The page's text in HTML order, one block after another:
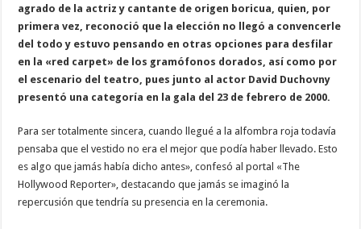
agrado de la actriz y cantante de origen boricua, quien, por
primera vez, reconoció que la elección no llegó a convencerle
del todo y estuvo pensando en otras opciones para desfilar
en la «red carpet» de los gramófonos dorados, así como por
el escenario del teatro, pues junto al actor David Duchovny
presentó una categoría en la gala del 23 de febrero de 2000.
Para ser totalmente sincera, cuando llegué a la alfombra roja todavía
pensaba que el vestido no era el mejor que podía haber llevado. Esto
es algo que jamás había dicho antes», confesó al portal «The
Hollywood Reporter», destacando que jamás se imaginó la
repercusión que tendría su presencia en la ceremonia.